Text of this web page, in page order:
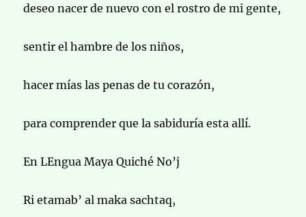
deseo nacer de nuevo con el rostro de mi gente,
sentir el hambre de los niños,
hacer mías las penas de tu corazón,
para comprender que la sabiduría esta allí.
En LEngua Maya Quiché No’j
Ri etamab’ al maka sachtaq,